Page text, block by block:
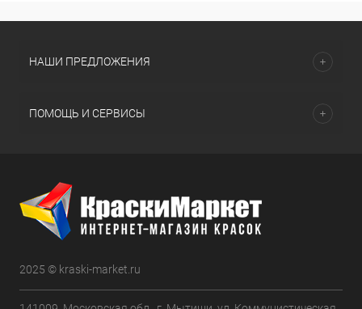
НАШИ ПРЕДЛОЖЕНИЯ
ПОМОЩЬ И СЕРВИСЫ
2025 © kraski-market.ru